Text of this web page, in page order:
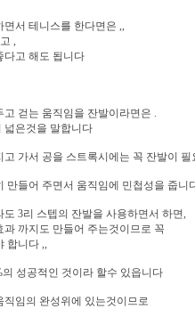
서 테니스를 한다면은 ,,
,
다고 해도 됩니다
걷는 움직임을 잔발이라면은 .
넓은것을 말합니다
고 가서 공을 스트록시에는 꼭 잔발이 필
만들어 주면서 움직임에 민첩성을 줍니
3리 스텝의 잔발을 사용하면서 하면,
까지도 만들어 주는것이므로 꼭
합니다 ,,
성공적인 것이라 할수 있읍니다
임의 완성위에 있는것이므로